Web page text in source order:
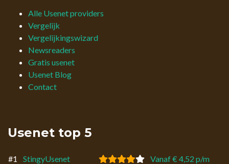
Alle Usenet providers
Vergelijk
Vergelijkingswizard
Newsreaders
Gratis usenet
Usenet Blog
Contact
Usenet top 5
#1 StingyUsenet
Vanaf € 4,52 p/m